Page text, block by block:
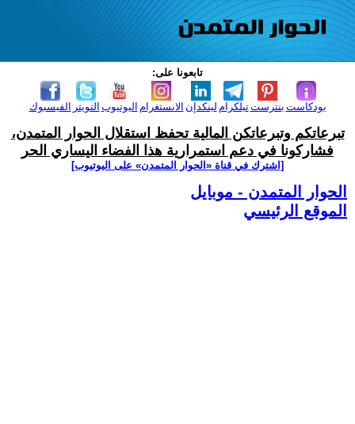
تابعونا على:
الفيسبوك التويتر اليوتيوب الانستغرام لينكدإن تيلكرامبنترست بودكاست
تبرعاتكم وتبرعاتكن المالية تحفظ استقلال الحوار المتمدن،
فشاركونا في دعم استمرارية هذا الفضاء اليساري الحر
[اشترك في قناة ‫«الحوار المتمدن» على اليوتيوب]
الحوار المتمدن - موبايل
الموقع الرئيسي